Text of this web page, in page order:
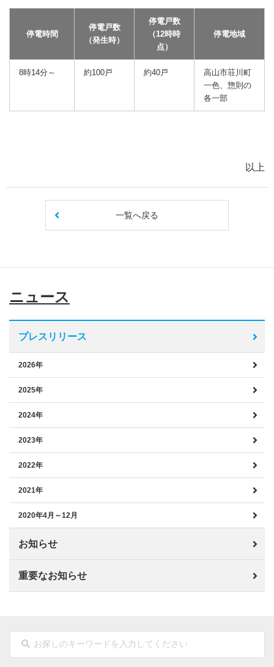
停電時間
停電戸数
（発生時）
停電戸数
（12時時
点）
停電地域
8時14分～ 約100戸 約40戸
高山市荘川町
一色、惣則の
各一部
以上
一覧へ戻る
ニュース
プレスリリース
2026年
2025年
2024年
2023年
2022年
2021年
2020年4月～12月
お知らせ
重要なお知らせ